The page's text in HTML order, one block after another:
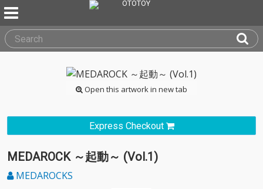
Open this artwork in new tab
Express Checkout
MEDAROCK ～起動～ (Vol.1)
MEDAROCKS